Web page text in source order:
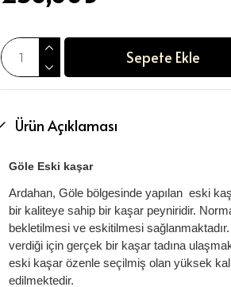
Sepete Ekle
Ürün Açıklaması
Göle Eski kaşar
Ardahan, Göle bölgesinde yapılan eski
bir kaliteye sahip bir kaşar peyniridir.
bekletilmesi ve eskitilmesi
verdiği için gerçek bir kaşar tadına
eski kaşar özenle seçilmiş olan yüksek
edilmektedir.